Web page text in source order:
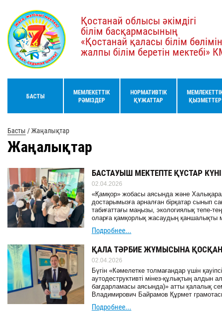
Қостанай облысы әкімдігі
білім басқармасының
«Қостанай қаласы білім
жалпы білім беретін мектебі»
БАСТЫ
МЕМЛЕКЕТТІК
РӘМІЗДЕР
НОРМАТИВТІК
ҚҰЖАТТАР
ҚЫЗМЕТТЕР
Басты /Жаңалықтар
Жаңалықтар
БАСТАУЫШ МЕКТЕПТЕ ҚҰСТАР КҮНІ
02.04.2026
«Қамқор» жобасы аясында және
достарымызға арналған бірқатар сынып
табиғаттағы маңызы, экологиялық тепе-
оларға қамқорлық жасаудың қаншалықты
Подробнее...
ҚАЛА ТӘРБИЕ ЖҰМЫСЫНА ҚОСҚАН
02.04.2026
Бүгін «Кәмелетке толмағандар үшін
аутодеструктивті мінез-құлықтың алдын
бағдарламасы аясында)» атты қалалық
Владимирович Байрамов Құрмет
Подробнее...